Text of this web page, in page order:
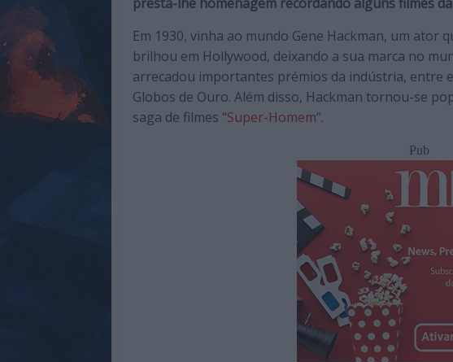
qualidade
com
Em 1930, vinha ao mundo Gene Hackman, um ator
brilhou em Hollywood, deixando a sua marca no
arrecadou importantes prémios da indústria, entre
Globos de Ouro. Além disso, Hackman tornou-se
saga de filmes “Super-Homem“.
Pub